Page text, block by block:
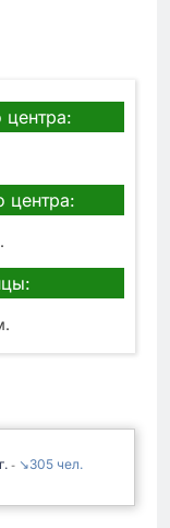
центра:
центра:
- ↘305